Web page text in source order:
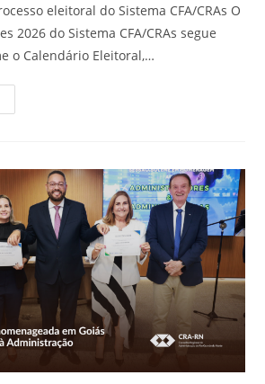
eleitoral do Sistema CFA/CRAs O
2026 do Sistema CFA/CRAs segue
o Calendário Eleitoral,…